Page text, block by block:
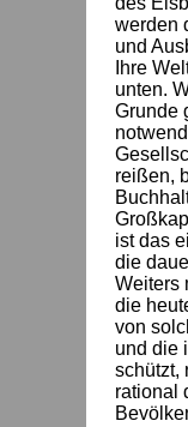
werden
und
Ihre
unten.
Grunde
reißen,
ist das
die
Weiters
die
von
und die
schützt,
rational